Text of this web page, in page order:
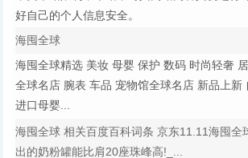
好自己的个人信息安全。
海囤全球
海囤全球精选 美妆 母婴 保护 数码 时尚轻奢
全球名店 腕表 车品 宠物馆全球名店 新品上新
进口母婴...
海囤全球 相关百度百科词条 京东11.11海囤全
出的奶粉罐能比肩20座珠峰高!_...